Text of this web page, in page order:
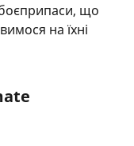
що
на їхні